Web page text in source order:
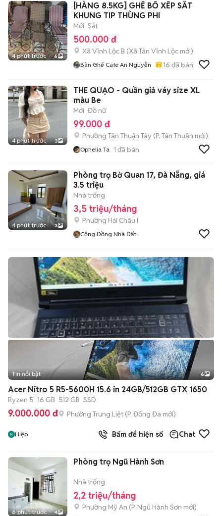
4 phút trước 6
[HÀNG 8.5KG] GHẾ BỐ XẾP SẮT
KHUNG TIP THÙNG PHI
Mới Sắt
500.000 đ
Xã Vĩnh Lộc B (Xã Tân Vĩnh Lộc mới)
Bàn Ghế Cafe An Nguyễn 16 đã bán
4 phút trước 3
THE QUẠO - Quần giả váy size XL
màu Be
Mới Đồ nữ
99.000 đ
Phường Tân Thuận Tây (P. Tân Thuận mới)
Ophelia Ta 1 đã bán
4 phút trước 3
Phòng trọ Bờ Quan 17, Đà Nẵng, giá
3.5 triệu
Nhà trống
3,5 triệu/tháng
Phường Hải Châu I
Cộng Đồng Nhà Đất
+2
Tin nổi bật 6
Acer Nitro 5 R5-5600H 15.6 in 24GB/512GB GTX 1650
Ryzen 5 16 GB 512 GB SSD
9.000.000 đ Phường Trung Liệt (P. Đống Đa mới)
Hiệp Bấm để hiện số Chat
6 phút trước 4
Phòng trọ Ngũ Hành Sơn
Nhà trống
2,2 triệu/tháng
Phường Mỹ An (P. Ngũ Hành Sơn mới)